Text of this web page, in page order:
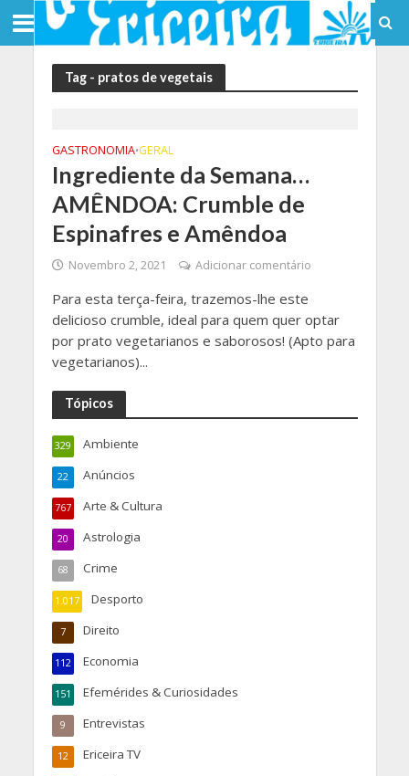
Tag - pratos de vegetais
GASTRONOMIA•GERAL
Ingrediente da Semana…
AMÊNDOA: Crumble de
Espinafres e Amêndoa
Novembro 2, 2021 Adicionar comentário
Para esta terça-feira, trazemos-lhe este
delicioso crumble, ideal para quem quer optar
por prato vegetarianos e saborosos! (Apto para
vegetarianos)...
Tópicos
Ambiente
329
Anúncios
22
Arte & Cultura
767
Astrologia
20
Crime
68
Desporto
1.017
Direito
7
Economia
112
Efemérides & Curiosidades
151
Entrevistas
9
Ericeira TV
12